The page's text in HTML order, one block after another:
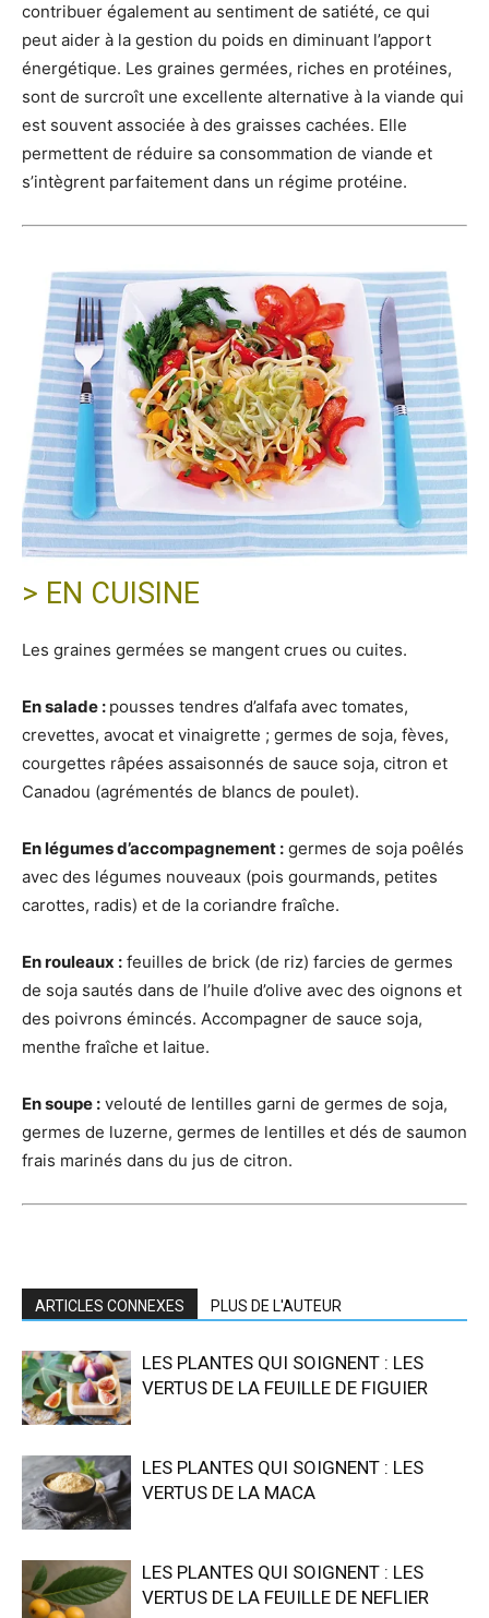
contribuer également au sentiment de satiété, ce qui
peut aider à la gestion du poids en diminuant l’apport
énergétique. Les graines germées, riches en protéines,
sont de surcroît une excellente alternative à la viande qui
est souvent associée à des graisses cachées. Elle
permettent de réduire sa consommation de viande et
s’intègrent parfaitement dans un régime protéine.
> EN CUISINE
Les graines germées se mangent crues ou cuites.
En salade : pousses tendres d’alfafa avec tomates,
crevettes, avocat et vinaigrette ; germes de soja, fèves,
courgettes râpées assaisonnés de sauce soja, citron et
Canadou (agrémentés de blancs de poulet).
En légumes d’accompagnement : germes de soja poêlés
avec des légumes nouveaux (pois gourmands, petites
carottes, radis) et de la coriandre fraîche.
En rouleaux : feuilles de brick (de riz) farcies de germes
de soja sautés dans de l’huile d’olive avec des oignons et
des poivrons émincés. Accompagner de sauce soja,
menthe fraîche et laitue.
En soupe : velouté de lentilles garni de germes de soja,
germes de luzerne, germes de lentilles et dés de saumon
frais marinés dans du jus de citron.
ARTICLES CONNEXES PLUS DE L'AUTEUR
LES PLANTES QUI SOIGNENT : LES
VERTUS DE LA FEUILLE DE FIGUIER
LES PLANTES QUI SOIGNENT : LES
VERTUS DE LA MACA
LES PLANTES QUI SOIGNENT : LES
VERTUS DE LA FEUILLE DE NEFLIER